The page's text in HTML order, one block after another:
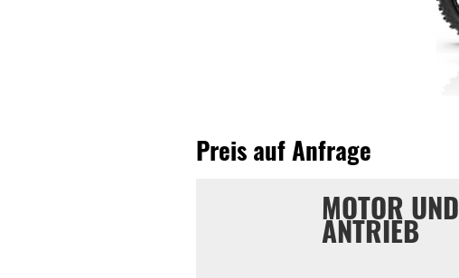
Preis auf Anfrage
MOTOR UND
ANTRIEB